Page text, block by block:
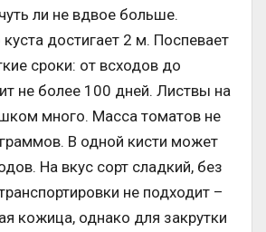
ли не вдвое больше.
достигает 2 м. Поспевает
сроки: от всходов до
не более 100 дней. Листвы на
много. Масса томатов не
В одной кисти может
На вкус сорт сладкий, без
не подходит –
кожица, однако для закрутки